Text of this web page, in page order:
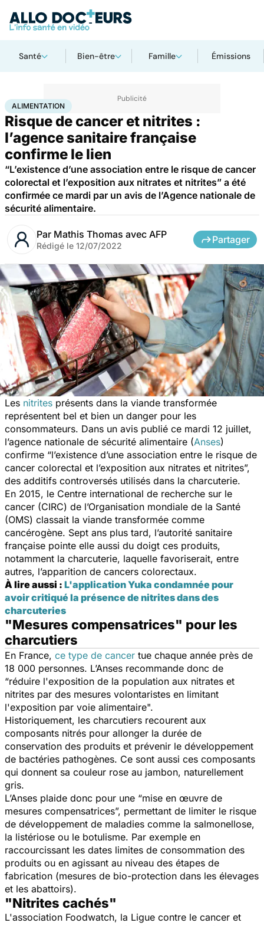
Santé Bien-être Famille Émissions
AccueilSantéMaladies Alimentation
ALIMENTATION
Risque de cancer et nitrites :
l’agence sanitaire française
confirme le lien
“L’existence d’une association entre le risque de cancer
colorectal et l’exposition aux nitrates et nitrites” a été
confirmée ce mardi par un avis de l’Agence nationale de
sécurité alimentaire.
Par Mathis Thomas avec AFP
Rédigé le 12/07/2022
Partager
Les nitrites présents dans la viande transformée
représentent bel et bien un danger pour les
consommateurs. Dans un avis publié ce mardi 12 juillet,
l’agence nationale de sécurité alimentaire (Anses)
confirme “l’existence d’une association entre le risque de
cancer colorectal et l’exposition aux nitrates et nitrites”,
des additifs controversés utilisés dans la charcuterie.
En 2015, le Centre international de recherche sur le
cancer (CIRC) de l’Organisation mondiale de la Santé
(OMS) classait la viande transformée comme
cancérogène. Sept ans plus tard, l’autorité sanitaire
française pointe elle aussi du doigt ces produits,
notamment la charcuterie, laquelle favoriserait, entre
autres, l’apparition de cancers colorectaux.
À lire aussi : L'application Yuka condamnée pour
avoir critiqué la présence de nitrites dans des
charcuteries
"Mesures compensatrices" pour les
charcutiers
En France, ce type de cancer tue chaque année près de
18 000 personnes. L’Anses recommande donc de
“réduire l'exposition de la population aux nitrates et
nitrites par des mesures volontaristes en limitant
l'exposition par voie alimentaire".
Historiquement, les charcutiers recourent aux
composants nitrés pour allonger la durée de
conservation des produits et prévenir le développement
de bactéries pathogènes. Ce sont aussi ces composants
qui donnent sa couleur rose au jambon, naturellement
gris.
L’Anses plaide donc pour une “mise en œuvre de
mesures compensatrices”, permettant de limiter le risque
de développement de maladies comme la salmonellose,
la listériose ou le botulisme. Par exemple en
raccourcissant les dates limites de consommation des
produits ou en agissant au niveau des étapes de
fabrication (mesures de bio-protection dans les élevages
et les abattoirs).
"Nitrites cachés"
L'association Foodwatch, la Ligue contre le cancer et